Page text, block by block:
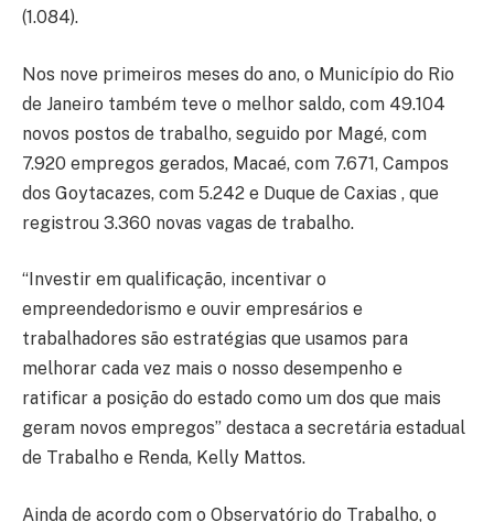
(1.084).
Nos nove primeiros meses do ano, o Município do Rio
de Janeiro também teve o melhor saldo, com 49.104
novos postos de trabalho, seguido por Magé, com
7.920 empregos gerados, Macaé, com 7.671, Campos
dos Goytacazes, com 5.242 e Duque de Caxias , que
registrou 3.360 novas vagas de trabalho.
“Investir em qualificação, incentivar o
empreendedorismo e ouvir empresários e
trabalhadores são estratégias que usamos para
melhorar cada vez mais o nosso desempenho e
ratificar a posição do estado como um dos que mais
geram novos empregos” destaca a secretária estadual
de Trabalho e Renda, Kelly Mattos.
Ainda de acordo com o Observatório do Trabalho, o